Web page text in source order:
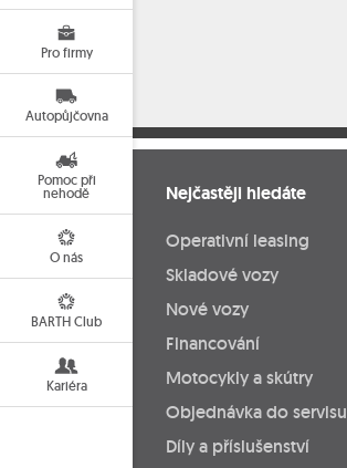
Pro firmy
Autopůjčovna
Pomoc při
nehodě
O nás
BARTH Club
Kariéra
Nejčastěji hledáte
Operativní leasing
Skladové vozy
Nové vozy
Financování
Motocykly a skútry
Objednávka do servisu
Díly a příslušenství